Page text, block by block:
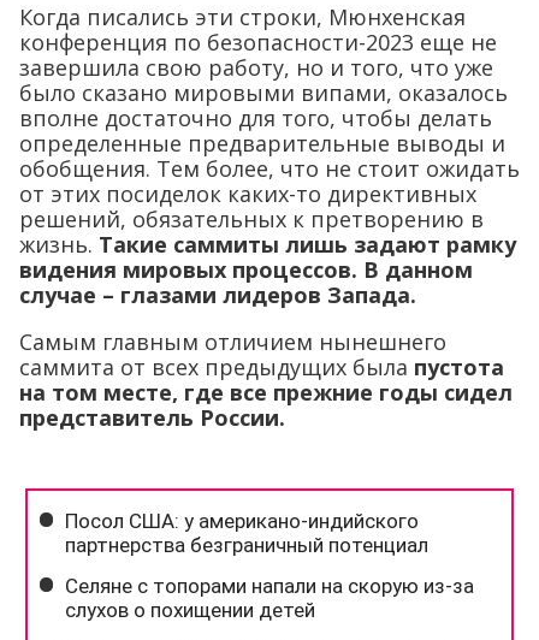
Когда писались эти строки, Мюнхенская
конференция по безопасности-2023 еще не
завершила свою работу, но и того, что уже
было сказано мировыми випами, оказалось
вполне достаточно для того, чтобы делать
определенные предварительные выводы и
обобщения. Тем более, что не стоит ожидать
от этих посиделок каких-то директивных
решений, обязательных к претворению в
жизнь. Такие саммиты лишь задают рамку
видения мировых процессов. В данном
случае – глазами лидеров Запада.
Самым главным отличием нынешнего
саммита от всех предыдущих была пустота
на том месте, где все прежние годы сидел
представитель России.